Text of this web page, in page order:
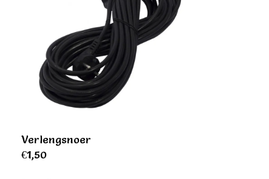
Verlengsnoer
€1,50